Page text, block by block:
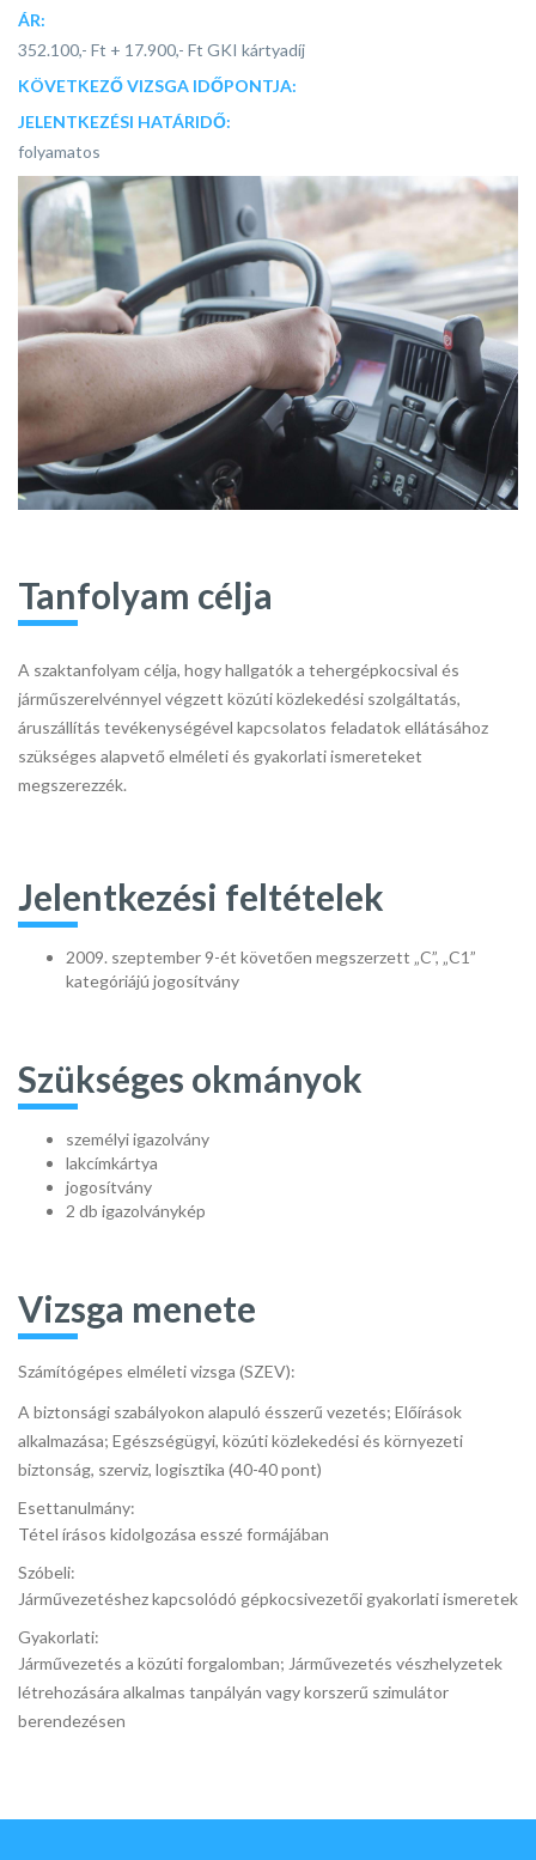
ÁR:
352.100,- Ft + 17.900,- Ft GKI kártyadíj
KÖVETKEZŐ VIZSGA IDŐPONTJA:
JELENTKEZÉSI HATÁRIDŐ:
folyamatos
Tanfolyam célja
A szaktanfolyam célja, hogy hallgatók a tehergépkocsival és
járműszerelvénnyel végzett közúti közlekedési szolgáltatás,
áruszállítás tevékenységével kapcsolatos feladatok ellátásához
szükséges alapvető elméleti és gyakorlati ismereteket
megszerezzék.
Jelentkezési feltételek
2009. szeptember 9-ét követően megszerzett „C”, „C1”
kategóriájú jogosítvány
Szükséges okmányok
személyi igazolvány
lakcímkártya
jogosítvány
2 db igazolványkép
Vizsga menete
Számítógépes elméleti vizsga (SZEV):
A biztonsági szabályokon alapuló ésszerű vezetés; Előírások
alkalmazása; Egészségügyi, közúti közlekedési és környezeti
biztonság, szerviz, logisztika (40-40 pont)
Esettanulmány:
Tétel írásos kidolgozása esszé formájában
Szóbeli:
Járművezetéshez kapcsolódó gépkocsivezetői gyakorlati ismeretek
Gyakorlati:
Járművezetés a közúti forgalomban; Járművezetés vészhelyzetek
létrehozására alkalmas tanpályán vagy korszerű szimulátor
berendezésen